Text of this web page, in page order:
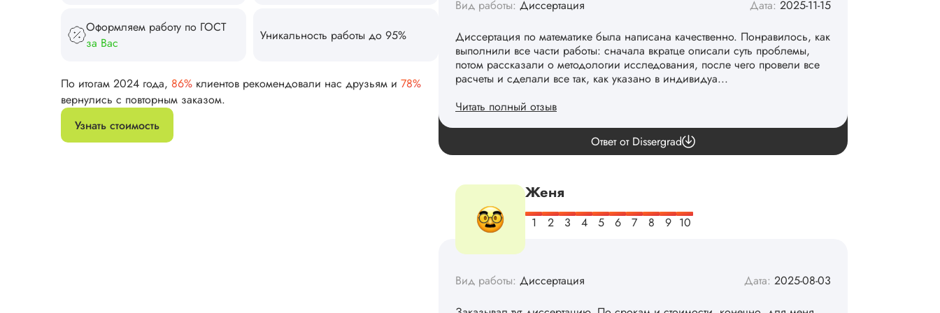
Оформляем работу по ГОСТ
за Вас
Уникальность работы до 95%
По итогам 2024 года, 86% клиентов рекомендовали нас друзьям и 78%
вернулись с повторным заказом.
Узнать стоимость
Вид работы: Диссертация Дата: 2025-11-15
Диссертация по математике была написана качественно. Понравилось, как
выполнили все части работы: сначала вкратце описали суть проблемы,
потом рассказали о методологии исследования, после чего провели все
расчеты и сделали все так, как указано в индивидуа...
Читать полный отзыв
Спасибо! Передадим ваши слова команде. 👏
Ответ от Dissergrad
Женя
Вид работы: Диссертация Дата: 2025-08-03